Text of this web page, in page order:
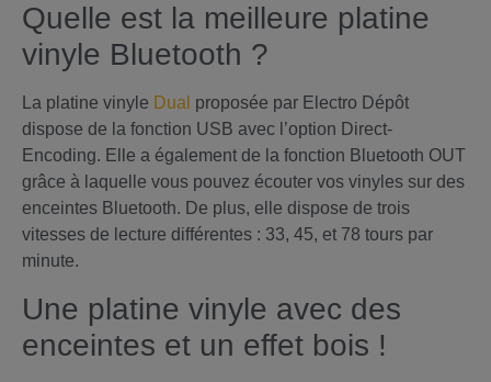
Quelle est la meilleure platine
vinyle Bluetooth ?
La platine vinyle Dual proposée par Electro Dépôt
dispose de la fonction USB avec l’option Direct-
Encoding. Elle a également de la fonction Bluetooth OUT
grâce à laquelle vous pouvez écouter vos vinyles sur des
enceintes Bluetooth. De plus, elle dispose de trois
vitesses de lecture différentes : 33, 45, et 78 tours par
minute.
Une platine vinyle avec des
enceintes et un effet bois !